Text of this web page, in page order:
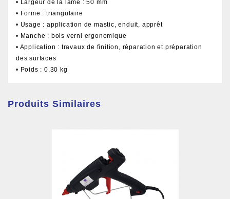
• Largeur de la lame : 50 mm
• Forme : triangulaire
• Usage : application de mastic, enduit, apprêt
• Manche : bois verni ergonomique
• Application : travaux de finition, réparation et préparation
des surfaces
• Poids : 0,30 kg
Produits Similaires